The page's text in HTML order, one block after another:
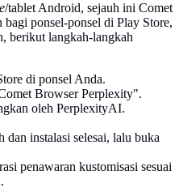
/tablet Android, sejauh ini Comet
ponsel-ponsel di Play Store,
berikut langkah-langkah
di ponsel Anda.
Browser Perplexity".
oleh PerplexityAI.
dan instalasi selesai, lalu buka
penawaran kustomisasi sesuai